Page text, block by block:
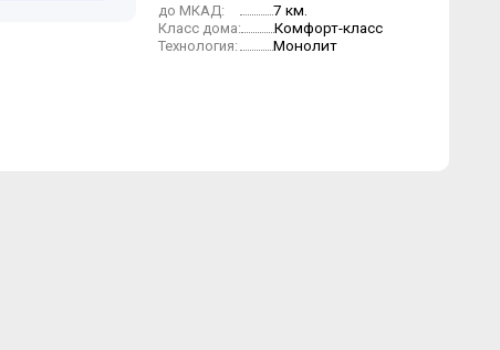
до МКАД: 7 км.
Класс дома: Комфорт-класс
Технология: Монолит